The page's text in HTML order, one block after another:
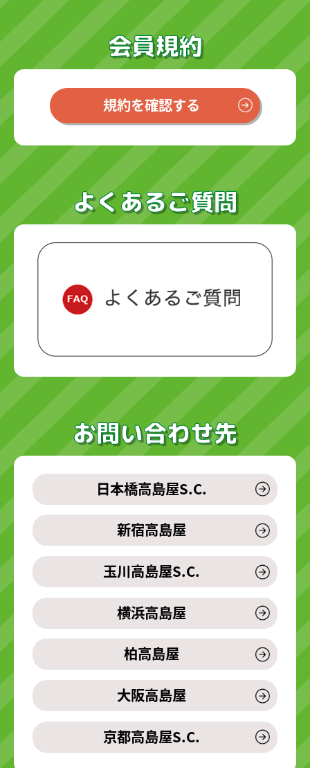
会員規約
規約を確認する
よくあるご質問
お問い合わせ先
日本橋高島屋S.C.
新宿高島屋
玉川高島屋S.C.
横浜高島屋
柏高島屋
大阪高島屋
京都高島屋S.C.